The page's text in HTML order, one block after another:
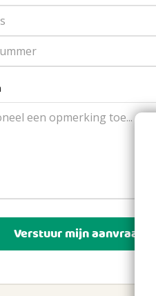
Verstuur mijn aanvraag